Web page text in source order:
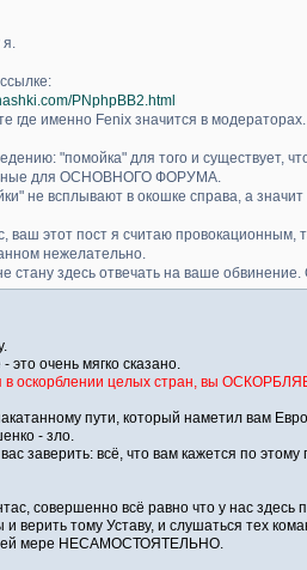
я.
PNphpBB2.html
где именно Fenix значится в модераторах.
"помойка" для того и существует,
для ОСНОВНОГО ФОРУМА.
не всплывают в окошке справа, а
ваш этот пост я считаю
нежелательно.
стану здесь отвечать на ваше обвинение.
это очень мягко сказано.
в оскорблении целых стран, вы
пути, который наметил вам
- зло.
заверить: всё, что вам кажется по
совершенно всё равно что у нас здесь
и верить тому Уставу, и слушаться тех
мере НЕСАМОСТОЯТЕЛЬНО.